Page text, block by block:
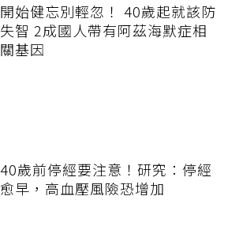
開始健忘別輕忽！ 40歲起就該防
失智 2成國人帶有阿茲海默症相
關基因
40歲前停經要注意！研究：停經
愈早，高血壓風險恐增加